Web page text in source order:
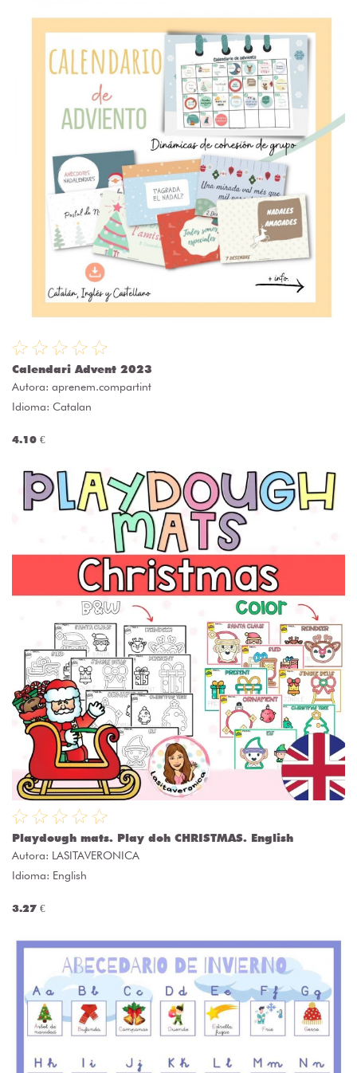
Calendari Advent 2023
Autora: aprenem.compartint
Idioma: Catalan
4.10 €
Playdough mats. Play doh CHRISTMAS. English
Autora: LASITAVERONICA
Idioma: English
3.27 €